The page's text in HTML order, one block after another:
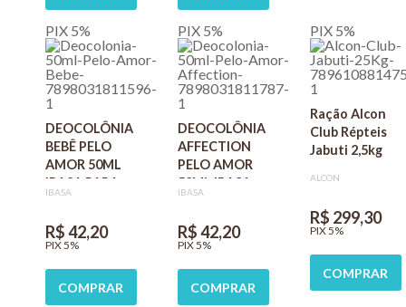
PIX 5%
DEOCOLÔNIA
BEBÊ PELO
AMOR 50ML
IBASA PARA
CÃES E GATOS
IBASA
R$ 42,20
PIX 5%
COMPRAR
PIX 5%
DEOCOLÔNIA
AFFECTION
PELO AMOR
50ML IBASA
PARA CÃES E
IBASA
R$ 42,20
PIX 5%
COMPRAR
PIX 5%
Ração Alcon
Club Répteis
Jabuti 2,5kg
ALCON
R$ 299,30
PIX 5%
COMPRAR